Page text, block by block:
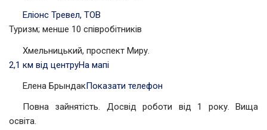
Еліонс Тревел, ТОВ
Туризм; менше 10 співробітників
Хмельницький, проспект Миру.
2,1 км від центруНа мапі
Елена БрындакПоказати телефон
Повна зайнятість. Досвід роботи від 1 року. Вища
освіта.